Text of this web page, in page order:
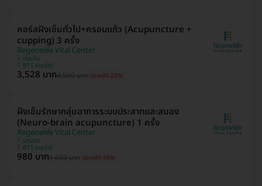
คอร์สฝังเข็มทั่วไป+ครอบแก้ว (Acupuncture +
cupping) 3 ครั้ง
Regenelife Vital Center
ปทุมวัน
BTS ราชดำริ
3,528 บาท4,500 บาท ประหยัด 22%
ฝังเข็มรักษากลุ่มอาการระบบประสาทและสมอง
(Neuro-brain acupuncture) 1 ครั้ง
Regenelife Vital Center
ปทุมวัน
BTS ราชดำริ
980 บาท1,600 บาท ประหยัด 39%